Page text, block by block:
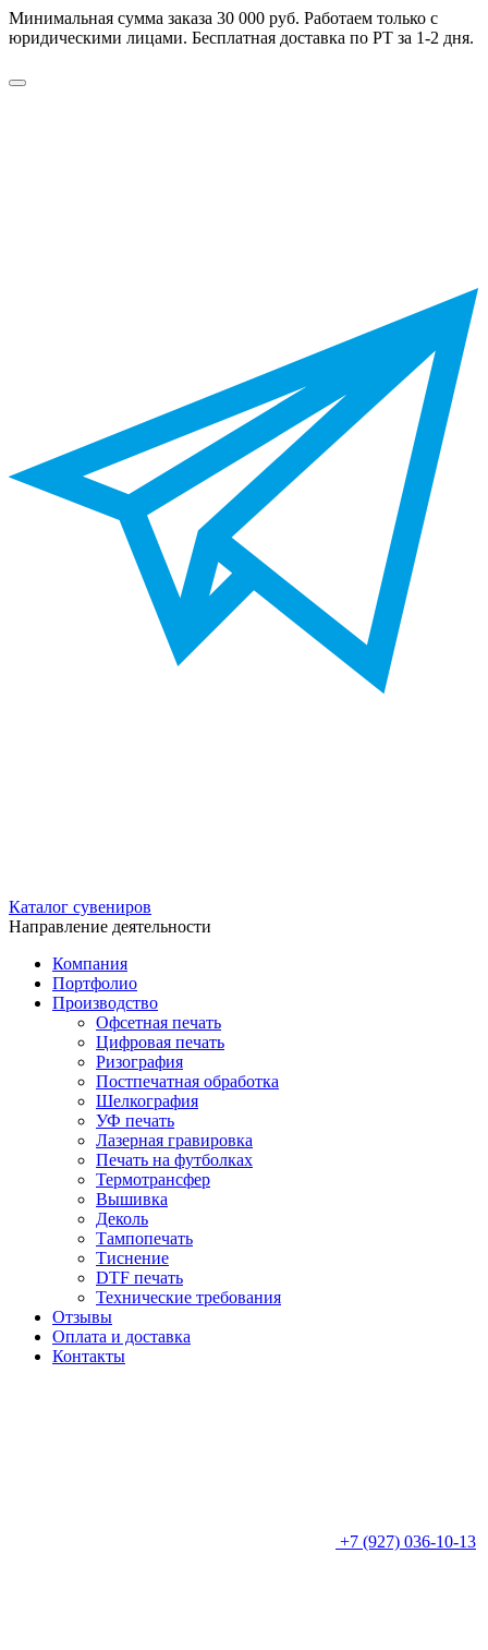
Минимальная сумма заказа 30 000 руб. Работаем только с
юридическими лицами. Бесплатная доставка по РТ за 1-2 дня.
Каталог сувениров
Направление деятельности
Компания
Портфолио
Производство
Офсетная печать
Цифровая печать
Ризография
Постпечатная обработка
Шелкография
УФ печать
Лазерная гравировка
Печать на футболках
Термотрансфер
Вышивка
Деколь
Тампопечать
Тиснение
DTF печать
Технические требования
Отзывы
Оплата и доставка
Контакты
+7 (927) 036-10-13